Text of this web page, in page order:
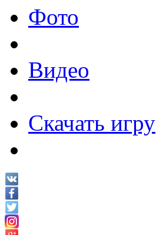
Фото
Видео
Скачать игру